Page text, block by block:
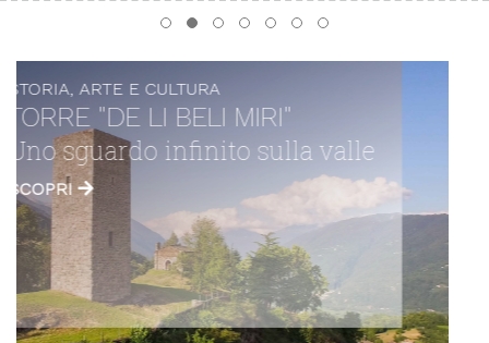
STORIA, ARTE E CULTURA
SANT'EUFEMIA
Una delle più antiche chiese di
Valtellina
SCOPRI